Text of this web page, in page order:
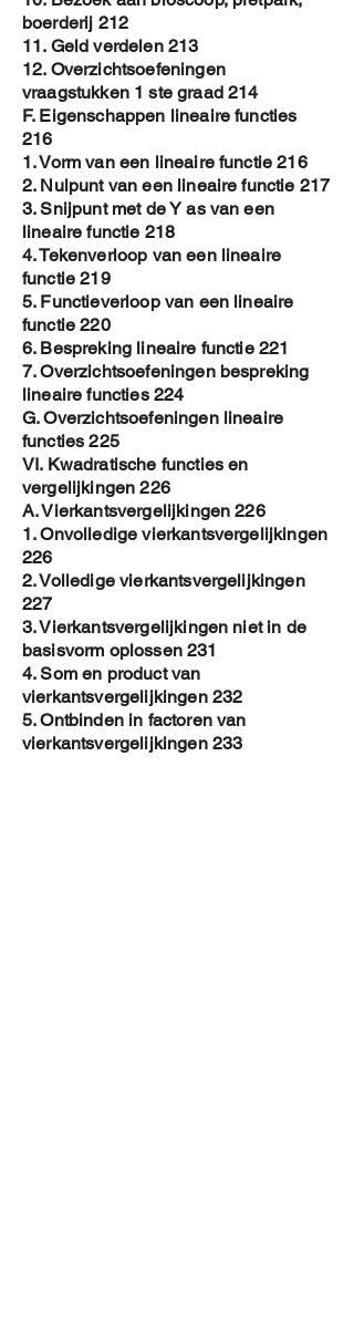
boerderij 212
11. Geld verdelen 213
12. Overzichtsoefeningen
vraagstukken 1 ste graad 214
F. Eigenschappen lineaire functies
216
1. Vorm van een lineaire functie 216
2. Nulpunt van een lineaire functie 217
3. Snijpunt met de Y as van een
lineaire functie 218
4. Tekenverloop van een lineaire
functie 219
5. Functieverloop van een lineaire
functie 220
6. Bespreking lineaire functie 221
7. Overzichtsoefeningen bespreking
lineaire functies 224
G. Overzichtsoefeningen lineaire
functies 225
VI. Kwadratische functies en
vergelijkingen 226
A. Vierkantsvergelijkingen 226
1. Onvolledige vierkantsvergelijkingen
226
2. Volledige vierkantsvergelijkingen
227
3. Vierkantsvergelijkingen niet in de
basisvorm oplossen 231
4. Som en product van
vierkantsvergelijkingen 232
5. Ontbinden in factoren van
vierkantsvergelijkingen 233